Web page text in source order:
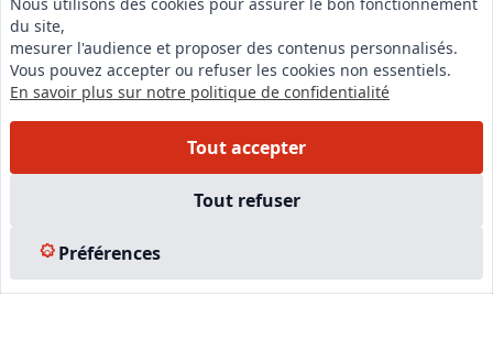
du site,
mesurer l'audience et proposer des contenus personnalisés.
Vous pouvez accepter ou refuser les cookies non essentiels.
En savoir plus sur notre politique de confidentialité
Tout accepter
Tout refuser
Préférences
Membre IVSC
Logiciel
L’Expert
Tarifs
Experts Immobiliers par régions
Plan du site
© 2026 l-expertise CNE - Centre National de l’Expertise. Tous